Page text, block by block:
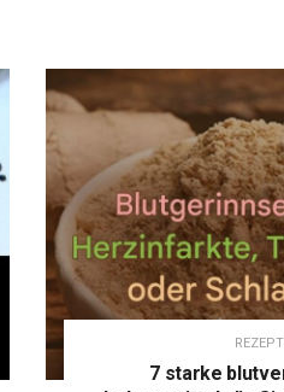
7 starke